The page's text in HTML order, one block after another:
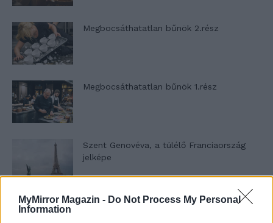
MyMirror Magazin - Do Not Process My Personal
Information
Megbocsáthatatlan bűnök 2.rész
Megbocsáthatatlan bűnök 1.rész
Szent Genovéva, a túlélő Franciaország
jelképe
Minka 12. rész